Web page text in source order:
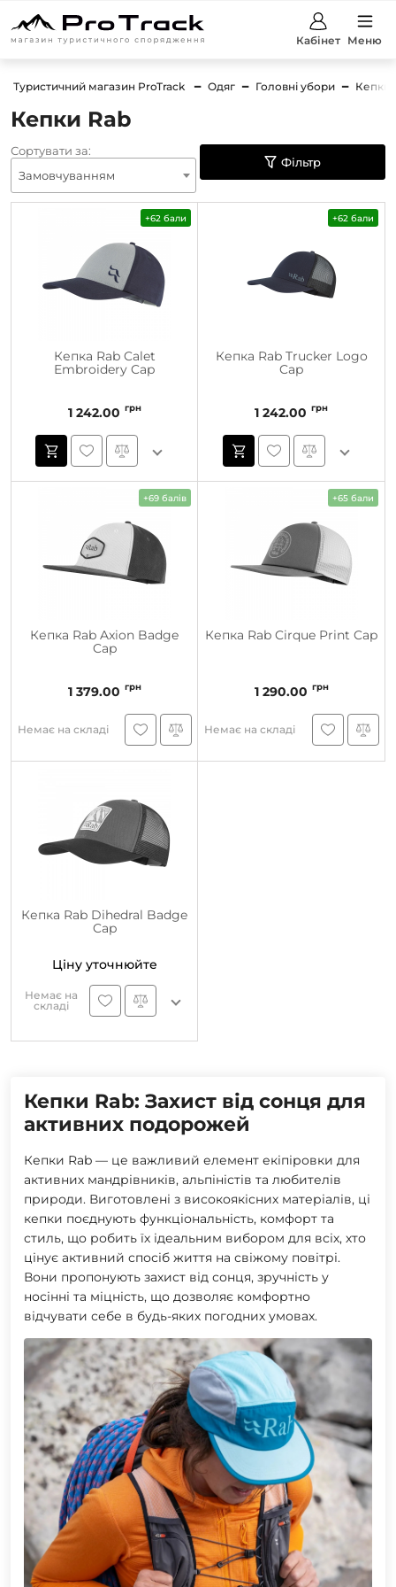
Кабінет Меню
Туристичний магазин ProTrack Одяг Головні убори Кепки
Кепки Rab
Сортувати за:
Замовчуванням
Фільтр
+62 бали
Кепка Rab Calet
Embroidery Cap
1 242.00 грн
+62 бали
Кепка Rab Trucker Logo
Cap
1 242.00 грн
+69 балів
Кепка Rab Axion Badge
Cap
1 379.00 грн
Немає на складі
+65 бали
Кепка Rab Cirque Print Cap
1 290.00 грн
Немає на складі
Кепка Rab Dihedral Badge
Cap
Ціну уточнюйте
Немає на
складі
Кепки Rab: Захист від сонця для
активних подорожей
Кепки Rab — це важливий елемент екіпіровки для
активних мандрівників, альпіністів та любителів
природи. Виготовлені з високоякісних матеріалів, ці
кепки поєднують функціональність, комфорт та
стиль, що робить їх ідеальним вибором для всіх, хто
цінує активний спосіб життя на свіжому повітрі.
Вони пропонують захист від сонця, зручність у
носінні та міцність, що дозволяє комфортно
відчувати себе в будь-яких погодних умовах.